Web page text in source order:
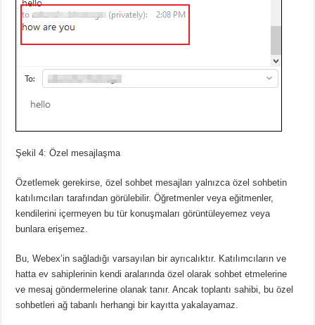
Şekil 4: Özel mesajlaşma
Özetlemek gerekirse, özel sohbet mesajları yalnızca özel sohbetin
katılımcıları tarafından görülebilir.Öğretmenler veya eğitmenler,
kendilerini içermeyen bu tür konuşmaları görüntüleyemez veya
bunlara erişemez.
Bu, Webex’in sağladığı varsayılan bir ayrıcalıktır. Katılımcıların ve
hatta ev sahiplerinin kendi aralarında özel olarak sohbet etmelerine
ve mesaj göndermelerine olanak tanır.Ancak toplantı sahibi, bu özel
sohbetleri ağ tabanlı herhangi bir kayıtta yakalayamaz.